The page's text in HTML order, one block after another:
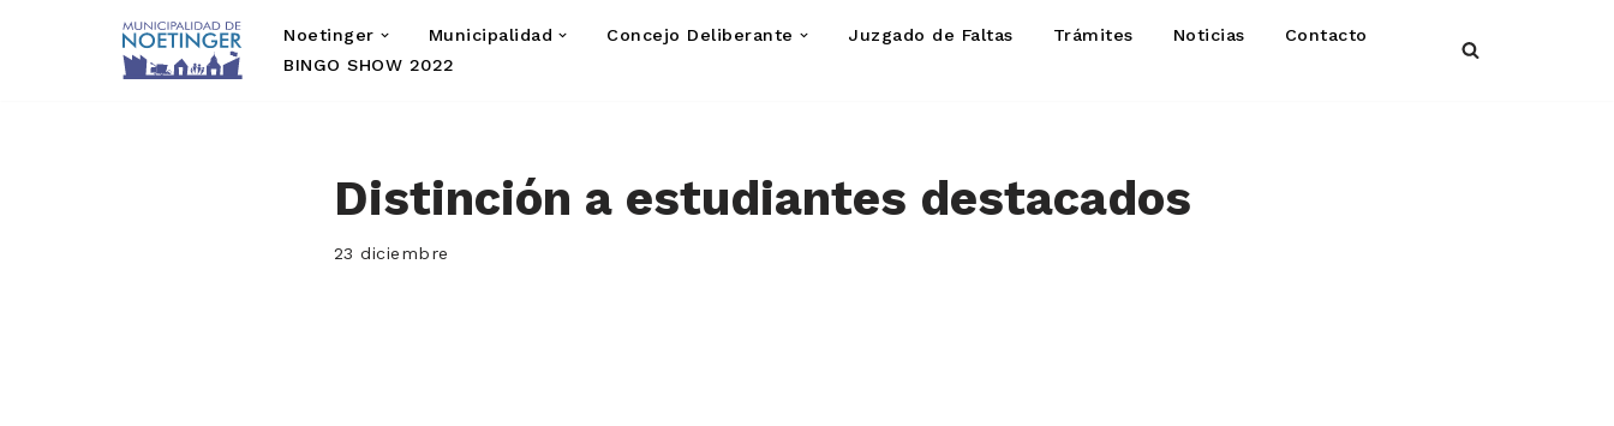
Noetinger Municipalidad Concejo Deliberante Juzgado de Faltas Trámites Noticias
Contacto
BINGO SHOW 2022
Distinción a estudiantes destacados
23 diciembre